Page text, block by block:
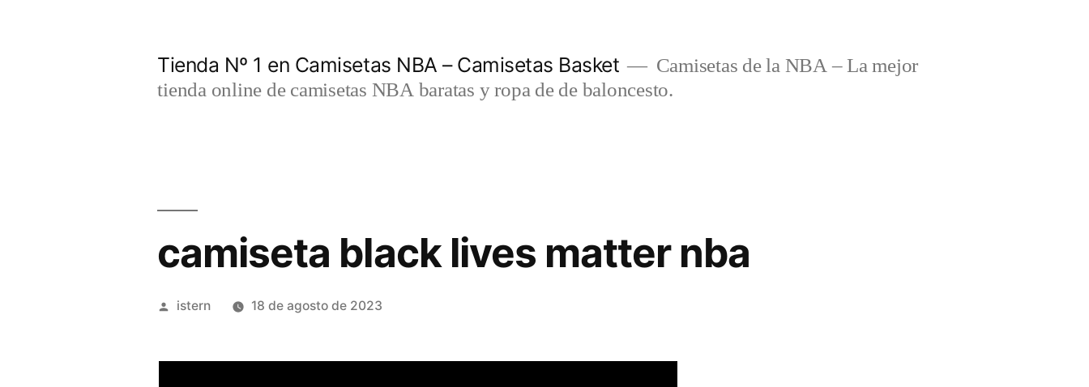
Tienda Nº 1 en Camisetas NBA – Camisetas Basket
Camisetas de la NBA – La mejor
tienda online de camisetas NBA baratas y ropa de de baloncesto.
camiseta black lives matter nba
Publicado
istern 18 de agosto de 2023